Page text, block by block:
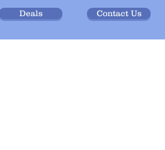
Deals Contact Us